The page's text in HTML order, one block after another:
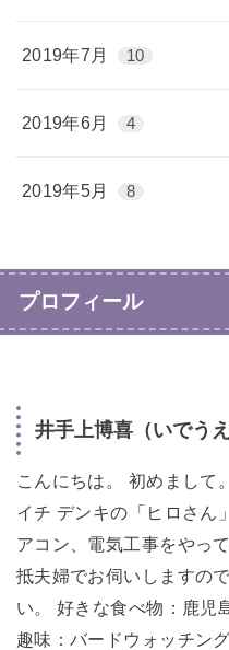
2019年7月 10
2019年6月 4
2019年5月 8
プロフィール
井手上博喜（いでうえ
こんにちは。 初めまして
イチ デンキの「ヒロさん
アコン、電気工事をやっ
抵夫婦でお伺いしますの
い。 好きな食べ物：鹿児
趣味：バードウォッチン